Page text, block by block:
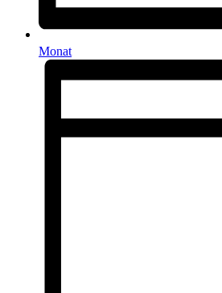
Monat